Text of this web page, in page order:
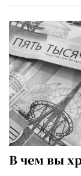
В чем вы